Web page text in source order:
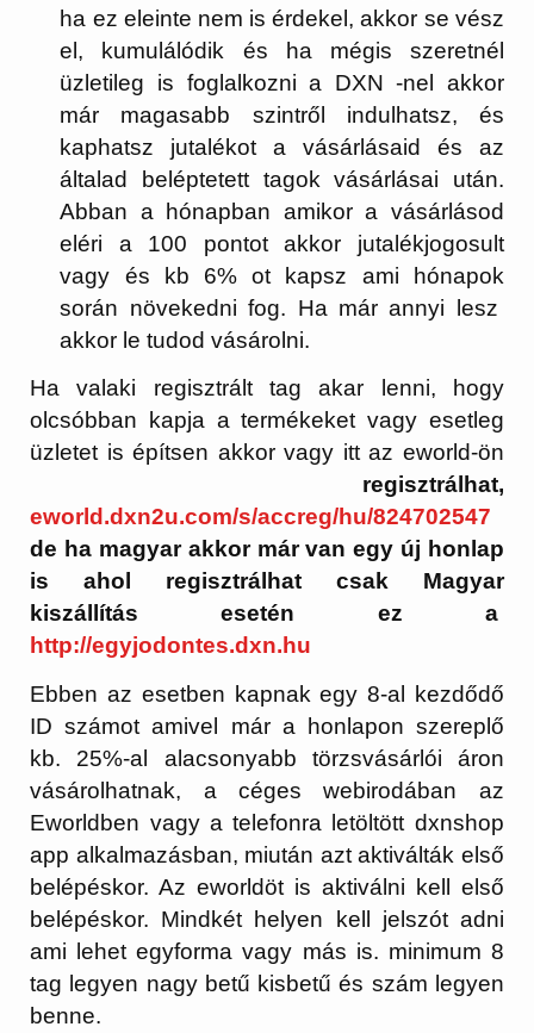
ha ez eleinte nem is érdekel, akkor se vész
el, kumulálódik és ha mégis szeretnél
üzletileg is foglalkozni a DXN -nel akkor
már magasabb szintről indulhatsz, és
kaphatsz jutalékot a vásárlásaid és az
általad beléptetett tagok vásárlásai után.
Abban a hónapban amikor a vásárlásod
eléri a 100 pontot akkor jutalékjogosult
vagy és kb 6% ot kapsz ami hónapok
során növekedni fog. Ha már annyi lesz
akkor le tudod vásárolni.
Ha valaki regisztrált tag akar lenni, hogy
olcsóbban kapja a termékeket vagy esetleg
üzletet is építsen akkor vagy itt az eworld-ön
regisztrálhat,
eworld.dxn2u.com/s/accreg/hu/824702547
de ha magyar akkor már van egy új honlap
is ahol regisztrálhat csak Magyar
kiszállítás esetén ez a
http://egyjodontes.dxn.hu
Ebben az esetben kapnak egy 8-al kezdődő
ID számot amivel már a honlapon szereplő
kb. 25%-al alacsonyabb törzsvásárlói áron
vásárolhatnak, a céges webirodában az
Eworldben vagy a telefonra letöltött dxnshop
app alkalmazásban, miután azt aktiválták első
belépéskor. Az eworldöt is aktiválni kell első
belépéskor. Mindkét helyen kell jelszót adni
ami lehet egyforma vagy más is. minimum 8
tag legyen nagy betű kisbetű és szám legyen
benne.